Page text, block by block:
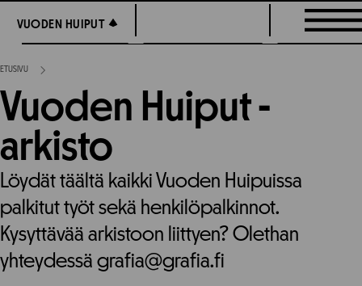
suoraan
sisältöön
VUODEN HUIPUT
VUODEN HUIPUT
ETUSIVU
Vuoden Huiput -
arkisto
Löydät täältä kaikki Vuoden Huipuissa
palkitut työt sekä henkilöpalkinnot.
Kysyttävää arkistoon liittyen? Olethan
yhteydessä grafia@grafia.fi